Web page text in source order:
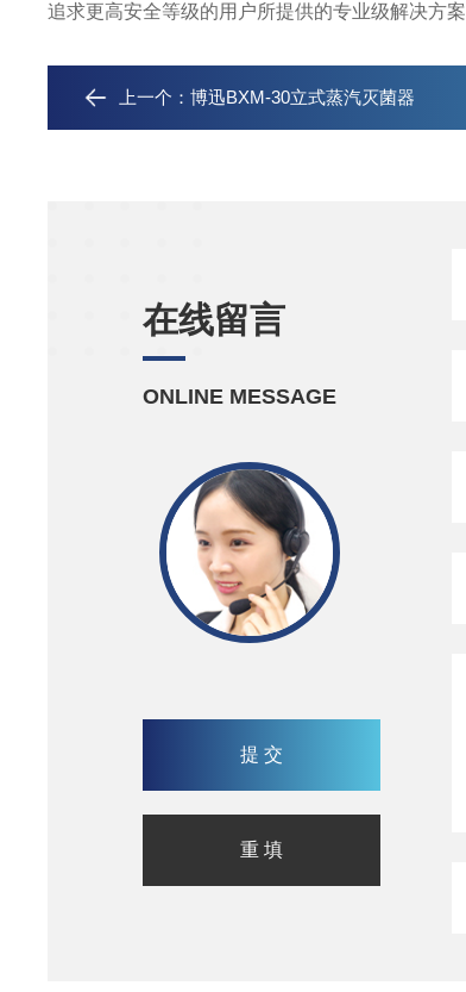
追求更高安全等级的用户所提供的专业级解决方案
上一个： 博迅BXM-30立式蒸汽灭菌器
在线留言
ONLINE MESSAGE